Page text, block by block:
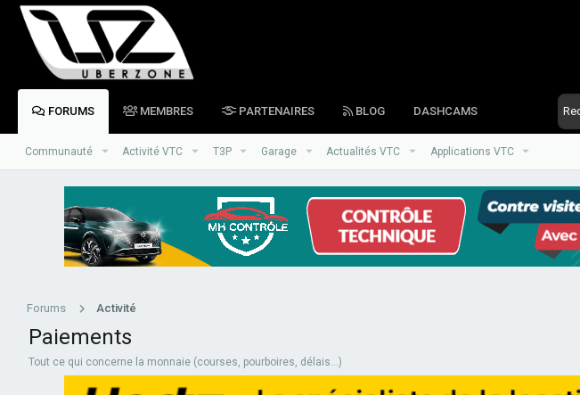
FORUMS MEMBRES PARTENAIRES BLOG DASHCAMS
Communauté Activité VTC T3P Garage Actualités VTC Applications VTC
Forums Activité
Paiements
Tout ce qui concerne la monnaie (courses, pourboires, délais...)